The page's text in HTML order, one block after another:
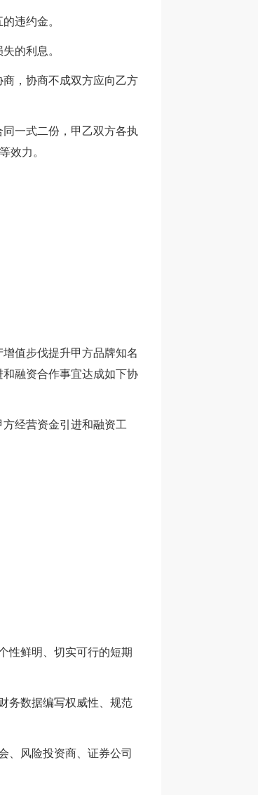
违约金。
的利息。
，协商不成双方应向乙方
一式二份，甲乙双方各执
效力。
值步伐提升甲方品牌知名
融资合作事宜达成如下协
经营资金引进和融资工
鲜明、切实可行的短期
数据编写权威性、规范
风险投资商、证券公司